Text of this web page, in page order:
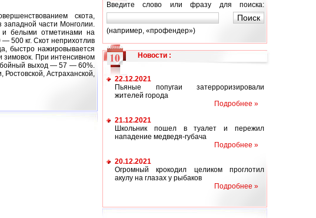
скота,
части Монголии.
и белыми отметинами на
500 кг. Скот неприхотлив
быстро нажировывается
зимовок. При интенсивном
выход — 57 — 60%.
Астраханской,
Введите слово или фразу для поиска:
(например, «профендер»)
Новости :
22.12.2021
Пьяные попугаи затерроризировали
жителей города
Подробнее »
21.12.2021
Школьник пошел в туалет и пережил
нападение медведя-губача
Подробнее »
20.12.2021
Огромный крокодил целиком проглотил
акулу на глазах у рыбаков
Подробнее »